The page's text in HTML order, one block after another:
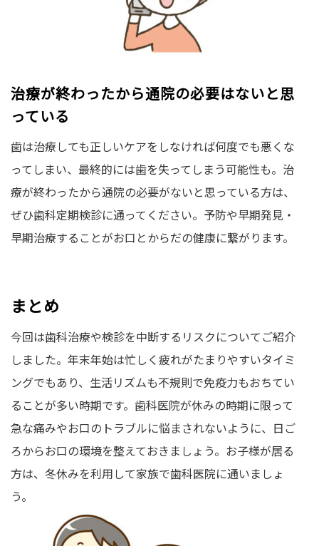
治療が終わったから通院の必要はないと思
っている
歯は治療しても正しいケアをしなければ何度でも悪くな
ってしまい、最終的には歯を失ってしまう可能性も。治
療が終わったから通院の必要がないと思っている方は、
ぜひ歯科定期検診に通ってください。予防や早期発見・
早期治療することがお口とからだの健康に繋がります。
まとめ
今回は歯科治療や検診を中断するリスクについてご紹介
しました。年末年始は忙しく疲れがたまりやすいタイミ
ングでもあり、生活リズムも不規則で免疫力もおちてい
ることが多い時期です。歯科医院が休みの時期に限って
急な痛みやお口のトラブルに悩まされないように、日ご
ろからお口の環境を整えておきましょう。お子様が居る
方は、冬休みを利用して家族で歯科医院に通いましょ
う。